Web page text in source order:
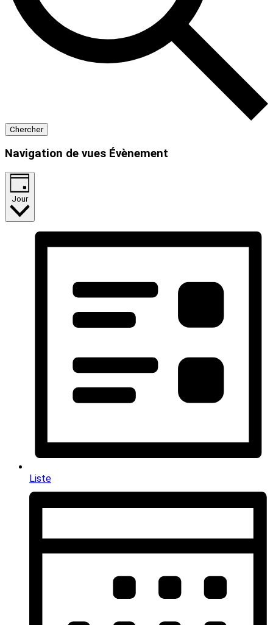
Chercher
Navigation de vues Évènement
Jour
Liste